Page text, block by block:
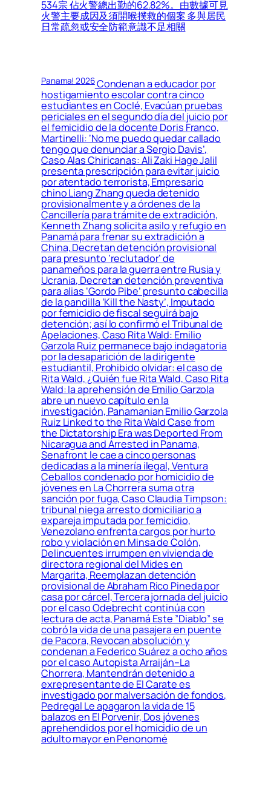
534宗 佔火警總出勤的62.82%。由數據可見
火警主要成因及須開喉撲救的個案 多與居民
日常疏忽或安全防範意識不足相關
Panama! 2026Condenan a educador por
hostigamiento escolar contra cinco
estudiantes en Coclé, Evacúan pruebas
periciales en el segundo día del juicio por
el femicidio de la docente Doris Franco,
Martinelli: ‘No me puedo quedar callado
tengo que denunciar a Sergio Davis’,
Caso Alas Chiricanas: Ali Zaki Hage Jalil
presenta prescripción para evitar juicio
por atentado terrorista, Empresario
chino Liang Zhang queda detenido
provisionalmente y a órdenes de la
Cancillería para trámite de extradición,
Kenneth Zhang solicita asilo y refugio en
Panamá para frenar su extradición a
China, Decretan detención provisional
para presunto ‘reclutador’ de
panameños para la guerra entre Rusia y
Ucrania, Decretan detención preventiva
para alias ‘Gordo Pibe’ presunto cabecilla
de la pandilla ‘Kill the Nasty’, Imputado
por femicidio de fiscal seguirá bajo
detención; así lo confirmó el Tribunal de
Apelaciones, Caso Rita Wald: Emilio
Garzola Ruiz permanece bajo indagatoria
por la desaparición de la dirigente
estudiantil, Prohibido olvidar: el caso de
Rita Wald, ¿Quién fue Rita Wald, Caso Rita
Wald: la aprehensión de Emilio Garzola
abre un nuevo capítulo en la
investigación, Panamanian Emilio Garzola
Ruiz Linked to the Rita Wald Case from
the Dictatorship Era was Deported From
Nicaragua and Arrested in Panama,
Senafront le cae a cinco personas
dedicadas a la minería ilegal, Ventura
Ceballos condenado por homicidio de
jóvenes en La Chorrera suma otra
sanción por fuga, Caso Claudia Timpson:
tribunal niega arresto domiciliario a
expareja imputada por femicidio,
Venezolano enfrenta cargos por hurto
robo y violación en Minsa de Colón,
Delincuentes irrumpen en vivienda de
directora regional del Mides en
Margarita, Reemplazan detención
provisional de Abraham Rico Pineda por
casa por cárcel, Tercera jornada del juicio
por el caso Odebrecht continúa con
lectura de acta, Panamá Este ”Diablo” se
cobró la vida de una pasajera en puente
de Pacora, Revocan absolución y
condenan a Federico Suárez a ocho años
por el caso Autopista Arraiján–La
Chorrera, Mantendrán detenido a
exrepresentante de El Carate es
investigado por malversación de fondos,
Pedregal Le apagaron la vida de 15
balazos en El Porvenir, Dos jóvenes
aprehendidos por el homicidio de un
adulto mayor en Penonomé